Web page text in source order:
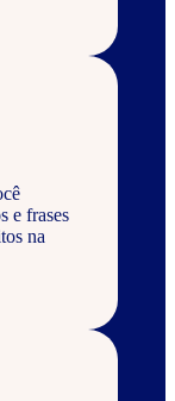
e frases
na